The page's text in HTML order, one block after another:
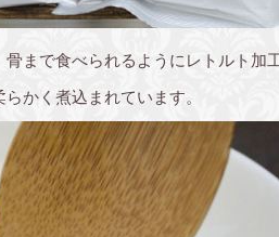
まで食べられるようにレトルト加
かく煮込まれています。